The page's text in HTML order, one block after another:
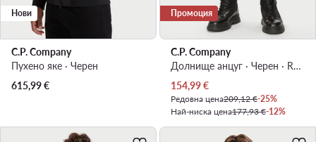
Нови
C.P. Company
Пухено яке · Черен
615,99€
Промоция
C.P. Company
Долнище анцуг · Черен · Regular Fit
Актуална цена
154,99€
Редовна цена209,12 €-25%
Най-ниска цена177,93 €-12%